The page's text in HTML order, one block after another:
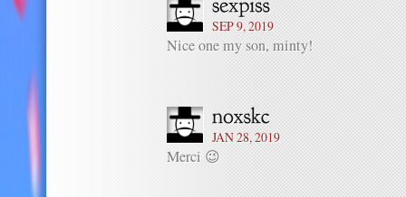
SEP 9, 2019
Nice one my son, minty!
JAN 28, 2019
Merci 😉